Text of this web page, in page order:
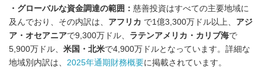
・グローバルな資金調達の範囲： 慈善投資はすべての主要地域に
及んでおり、その内訳は、 アフリカ で1億3,300万ドル以上、 アジ
ア・オセアニアで9,300万ドル、 ラテンアメリカ・カリブ海で
5,900万ドル、 米国・北米で4,900万ドルとなっています。詳細な
地域別内訳は、 2025年通期財務概要に掲載されています。